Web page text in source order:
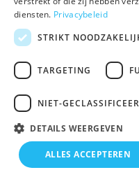
Bezoekadres
Korte
T 020 - 345 22 12
Algemene voorwaarden
Disclaimer
diensten. Privacybeleid
STRIKT
TARGETING
NIET-
DETAILS WEERGEVEN
ALLES ACCEPTEREN